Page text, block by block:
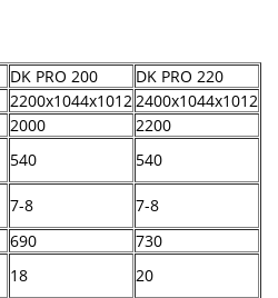
DK PRO 200
DK PRO 220
2200х1044х10122400х1044х1012
2000
2200
540
540
7-8
7-8
690
730
18
20